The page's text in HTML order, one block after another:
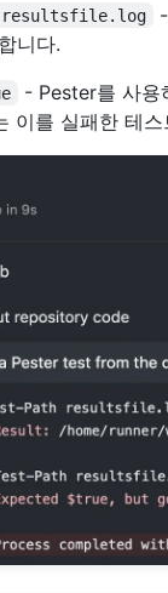
resultsfile.log -
니다.
- Pester를 사용
이를 실패한 테